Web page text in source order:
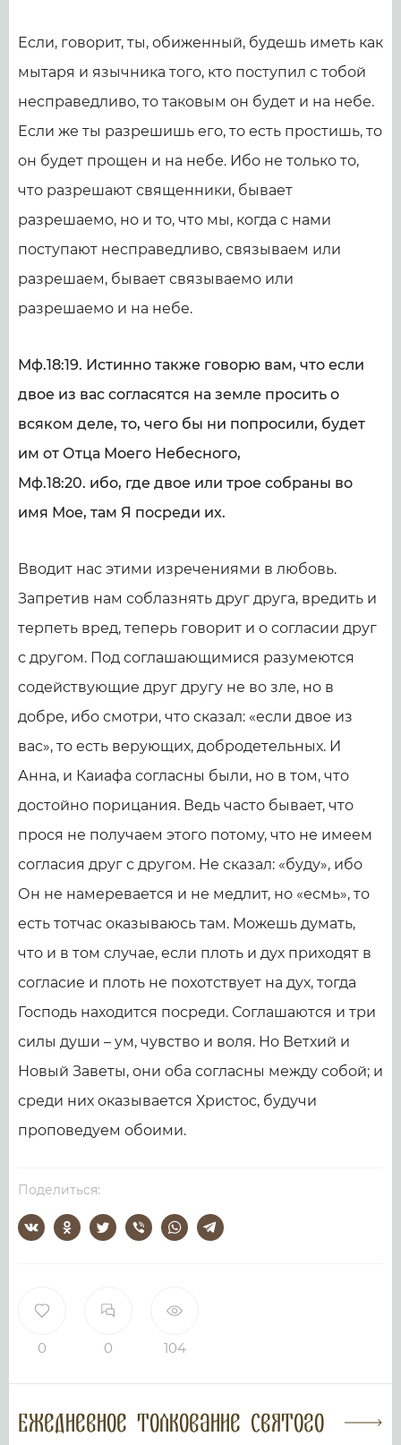
0 0 104
Если, говорит, ты, обиженный, будешь иметь как
мытаря и язычника того, кто поступил с тобой
несправедливо, то таковым он будет и на небе.
Если же ты разрешишь его, то есть простишь, то
он будет прощен и на небе. Ибо не только то,
что разрешают священники, бывает
разрешаемо, но и то, что мы, когда с нами
поступают несправедливо, связываем или
разрешаем, бывает связываемо или
разрешаемо и на небе.
Мф.18:19. Истинно также говорю вам, что если
двое из вас согласятся на земле просить о
всяком деле, то, чего бы ни попросили, будет
им от Отца Моего Небесного,
Мф.18:20. ибо, где двое или трое собраны во
имя Мое, там Я посреди их.
Вводит нас этими изречениями в любовь.
Запретив нам соблазнять друг друга, вредить и
терпеть вред, теперь говорит и о согласии друг
с другом. Под соглашающимися разумеются
содействующие друг другу не во зле, но в
добре, ибо смотри, что сказал: «если двое из
вас», то есть верующих, добродетельных. И
Анна, и Каиафа согласны были, но в том, что
достойно порицания. Ведь часто бывает, что
прося не получаем этого потому, что не имеем
согласия друг с другом. Не сказал: «буду», ибо
Он не намеревается и не медлит, но «есмь», то
есть тотчас оказываюсь там. Можешь думать,
что и в том случае, если плоть и дух приходят в
согласие и плоть не похотствует на дух, тогда
Господь находится посреди. Соглашаются и три
силы души – ум, чувство и воля. Но Ветхий и
Новый Заветы, они оба согласны между собой; и
среди них оказывается Христос, будучи
проповедуем обоими.
Поделиться:
Ежедневное толкование Святого